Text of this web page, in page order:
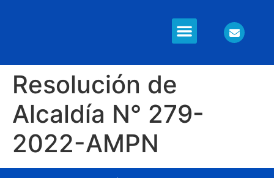
Resolución de
Alcaldía N° 279-
2022-AMPN